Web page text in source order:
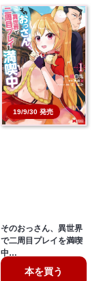
19/9/30 発売
そのおっさん、異世界
で二周目プレイを満喫
中…
本を買う